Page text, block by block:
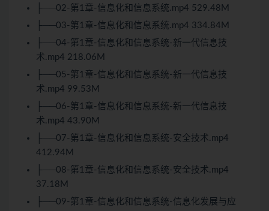
├──02-第1章-信息化和信息系统.mp4 529.48M
├──03-第1章-信息化和信息系统.mp4 334.84M
├──04-第1章-信息化和信息系统-新一代信息技
术.mp4 218.06M
├──05-第1章-信息化和信息系统-新一代信息技
术.mp4 99.53M
├──06-第1章-信息化和信息系统-新一代信息技
术.mp4 43.90M
├──07-第1章-信息化和信息系统-安全技术.mp4
412.94M
├──08-第1章-信息化和信息系统-安全技术.mp4
37.18M
├──09-第1章-信息化和信息系统-信息化发展与应